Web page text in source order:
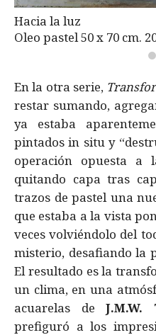
Hacia la luz
Oleo pastel 50 x 70 cm.
En la otra serie,
restar sumando,
ya estaba
pintados in situ y
operación opuesta a
quitando capa tras
trazos de pastel una
que estaba a la vista
veces volviéndolo del
misterio, desafiando la
El resultado es la
un clima, en una
acuarelas deJ.M.W.
prefiguró a los